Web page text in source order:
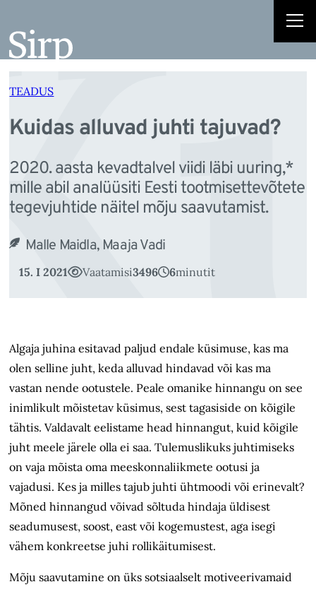
juurde
TEADUS
Kuidas alluvad juhti tajuvad?
2020. aasta kevadtalvel viidi läbi uuring,*
mille abil analüüsiti Eesti tootmisettevõtete
tegevjuhtide näitel mõju saavutamist.
Malle Maidla, Maaja Vadi
15. I 2021 Vaatamisi3496 6minutit
Algaja juhina esitavad paljud endale küsimuse, kas ma
olen selline juht, keda alluvad hindavad või kas ma
vastan nende ootustele. Peale omanike hinnangu on see
inimlikult mõistetav küsimus, sest tagasiside on kõigile
tähtis. Valdavalt eelistame head hinnangut, kuid kõigile
juht meele järele olla ei saa. Tulemuslikuks juhtimiseks
on vaja mõista oma meeskonnaliikmete ootusi ja
vajadusi. Kes ja milles tajub juhti ühtmoodi või erinevalt?
Mõned hinnangud võivad sõltuda hindaja üldisest
seadumusest, soost, east või kogemustest, aga isegi
vähem konkreetse juhi rollikäitumisest.
Mõju saavutamine on üks sotsiaalselt motiveerivamaid